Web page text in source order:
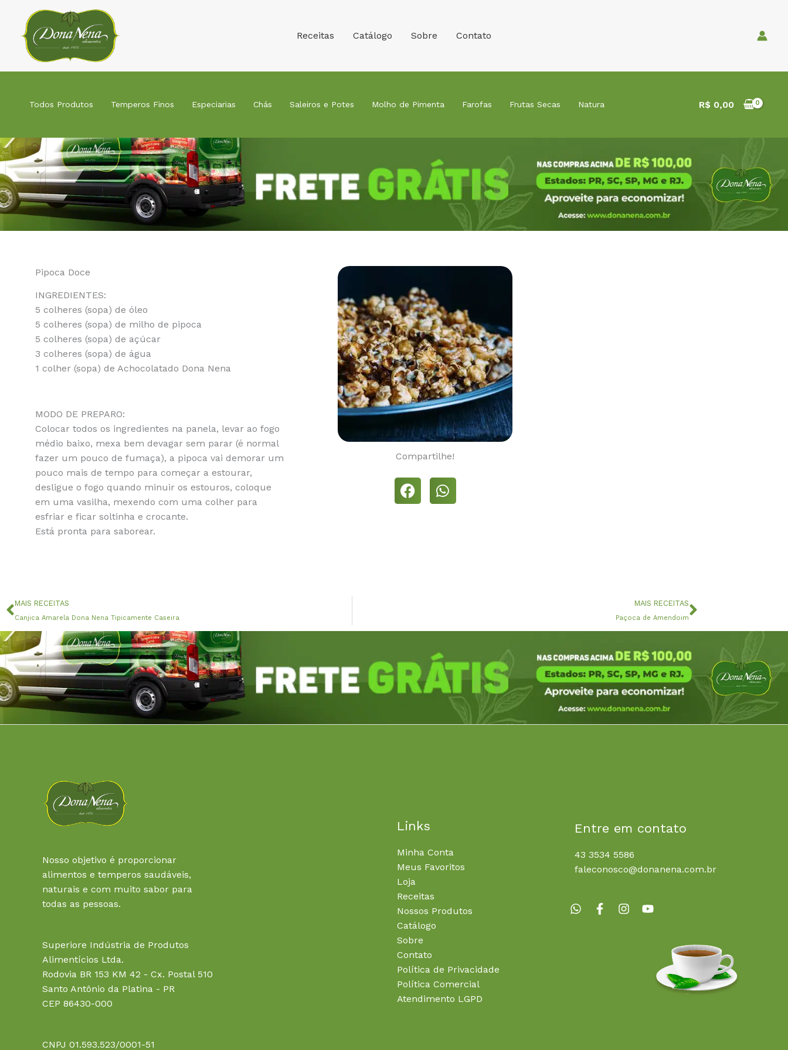
conteúdo
Receitas Catálogo Sobre Contato
Todos Produtos Temperos Finos Especiarias Chás Saleiros e Potes Molho de Pimenta Farofas Frutas Secas Natura R$ 0,00
Pipoca Doce
INGREDIENTES:
5 colheres (sopa) de óleo
5 colheres (sopa) de milho de pipoca
5 colheres (sopa) de açúcar
3 colheres (sopa) de água
1 colher (sopa) de Achocolatado Dona Nena
MODO DE PREPARO:
Colocar todos os ingredientes na panela, levar ao fogo
médio baixo, mexa bem devagar sem parar (é normal
fazer um pouco de fumaça), a pipoca vai demorar um
pouco mais de tempo para começar a estourar,
desligue o fogo quando minuir os estouros, coloque
em uma vasilha, mexendo com uma colher para
esfriar e ficar soltinha e crocante.
Está pronta para saborear.
Compartilhe!
Anterior
MAIS RECEITAS
Canjica Amarela Dona Nena Tipicamente Caseira
MAIS RECEITAS
Paçoca de Amendoim
Próximo
Nosso objetivo é proporcionar
alimentos e temperos saudáveis,
naturais e com muito sabor para
todas as pessoas.
Superiore Indústria de Produtos
Alimentícios Ltda.
Rodovia BR 153 KM 42 - Cx. Postal 510
Santo Antônio da Platina - PR
CEP 86430-000
CNPJ 01.593.523/0001-51
Links
Minha Conta
Meus Favoritos
Loja
Receitas
Nossos Produtos
Catálogo
Sobre
Contato
Política de Privacidade
Política Comercial
Atendimento LGPD
Entre em contato
43 3534 5586
faleconosco@donanena.com.br